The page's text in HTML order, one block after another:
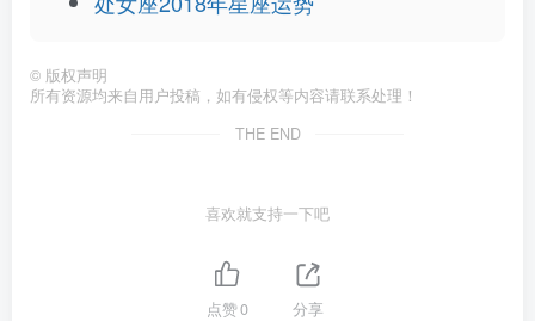
© 版权声明
所有资源均来自用户投稿，如有侵权等内容请联系处理！
THE END
喜欢就支持一下吧
点赞0 分享